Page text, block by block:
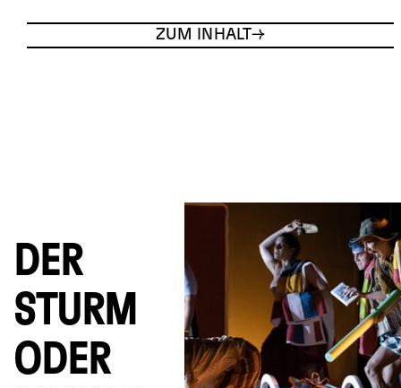
ZUM INHALT
DER
STURM
ODER